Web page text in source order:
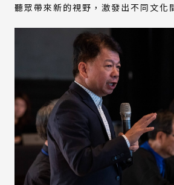
聽眾帶來新的視野，激發出不同文化